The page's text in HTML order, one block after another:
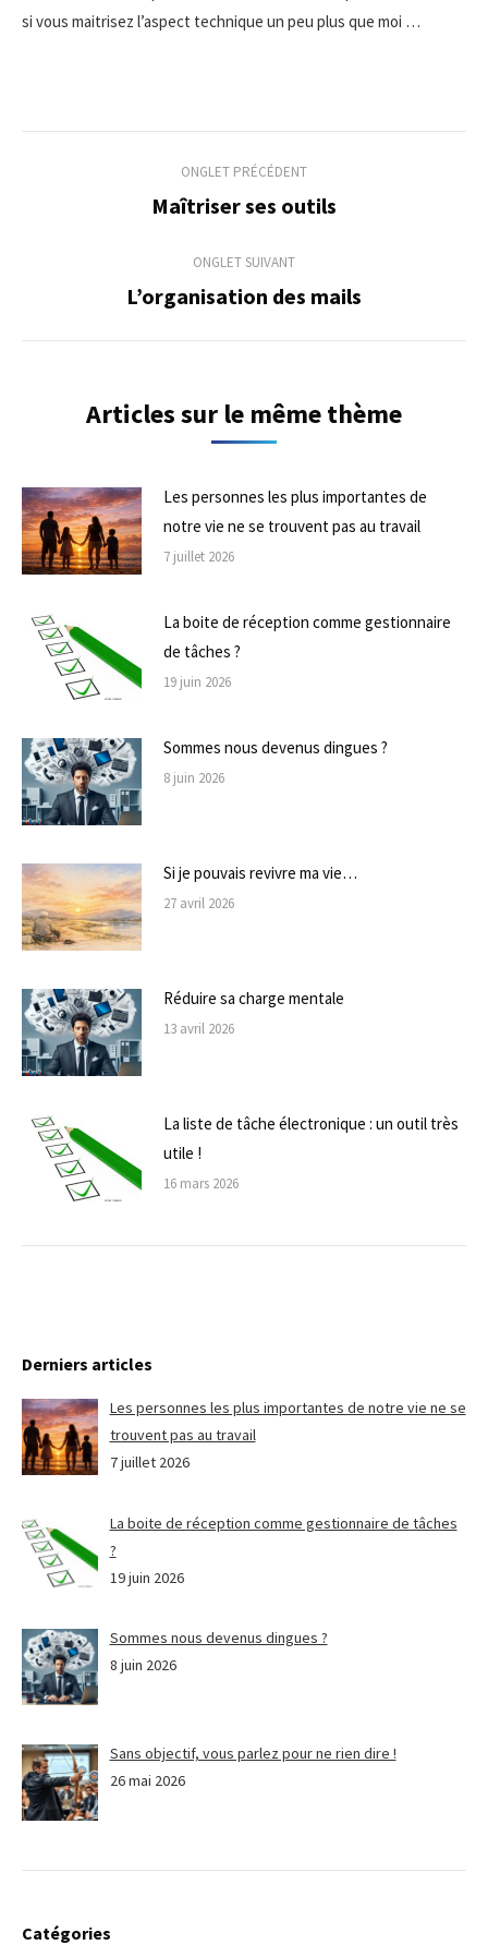
si vous maitrisez l’aspect technique un peu plus que moi …
commentaire
ONGLET PRÉCÉDENT
Onglet
Maîtriser ses outils
ONGLET SUIVANT
Onglet
L’organisation des mails
Articles sur le même thème
Les personnes les plus importantes de
notre vie ne se trouvent pas au travail
7 juillet 2026
La boite de réception comme gestionnaire
de tâches ?
19 juin 2026
Sommes nous devenus dingues ?
8 juin 2026
Si je pouvais revivre ma vie…
27 avril 2026
Réduire sa charge mentale
13 avril 2026
La liste de tâche électronique : un outil très
utile !
16 mars 2026
Derniers articles
Les personnes les plus importantes de notre vie ne se
trouvent pas au travail
7 juillet 2026
La boite de réception comme gestionnaire de tâches
?
19 juin 2026
Sommes nous devenus dingues ?
8 juin 2026
Sans objectif, vous parlez pour ne rien dire !
26 mai 2026
Catégories